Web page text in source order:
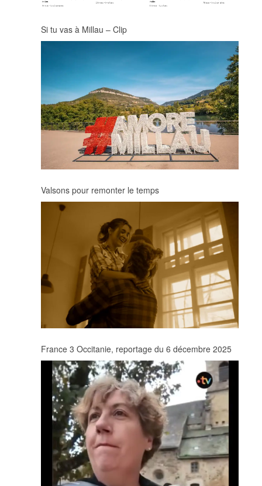
Si tu vas à Millau – Clip
Valsons pour remonter le temps
France 3 Occitanie, reportage du 6 décembre 2025